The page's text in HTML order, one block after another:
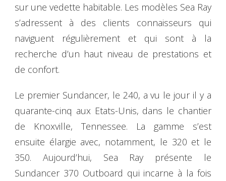
sur une vedette habitable. Les modèles Sea Ray
s’adressent à des clients connaisseurs qui
naviguent régulièrement et qui sont à la
recherche d’un haut niveau de prestations et
de confort.
Le premier Sundancer, le 240, a vu le jour il y a
quarante-cinq aux Etats-Unis, dans le chantier
de Knoxville, Tennessee. La gamme s’est
ensuite élargie avec, notamment, le 320 et le
350. Aujourd’hui, Sea Ray présente le
Sundancer 370 Outboard qui incarne à la fois